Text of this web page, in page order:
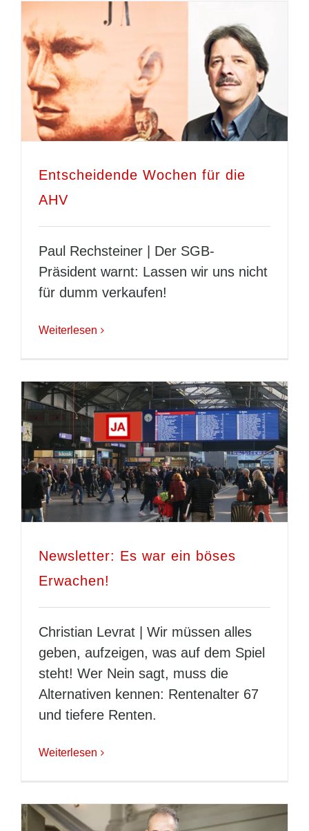
Entscheidende Wochen für die
AHV
Paul Rechsteiner | Der SGB-
Präsident warnt: Lassen wir uns nicht
für dumm verkaufen!
Weiterlesen
Newsletter: Es war ein böses
Erwachen!
Christian Levrat | Wir müssen alles
geben, aufzeigen, was auf dem Spiel
steht! Wer Nein sagt, muss die
Alternativen kennen: Rentenalter 67
und tiefere Renten.
Weiterlesen